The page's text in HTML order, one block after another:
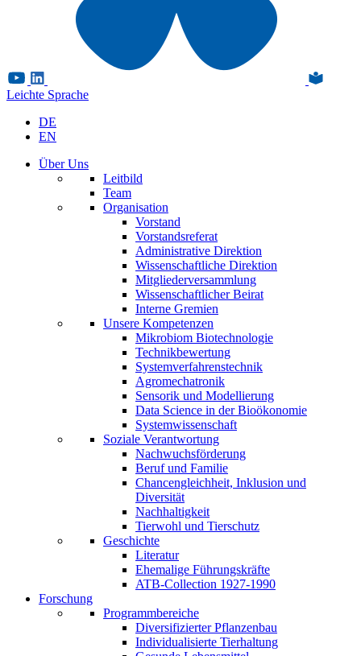
Leichte Sprache
DE
EN
Über Uns
Leitbild
Team
Organisation
Vorstand
Vorstandsreferat
Administrative Direktion
Wissenschaftliche Direktion
Mitgliederversammlung
Wissenschaftlicher Beirat
Interne Gremien
Unsere Kompetenzen
Mikrobiom Biotechnologie
Technikbewertung
Systemverfahrenstechnik
Agromechatronik
Sensorik und Modellierung
Data Science in der Bioökonomie
Systemwissenschaft
Soziale Verantwortung
Nachwuchsförderung
Beruf und Familie
Chancengleichheit, Inklusion und
Diversität
Nachhaltigkeit
Tierwohl und Tierschutz
Geschichte
Literatur
Ehemalige Führungskräfte
ATB-Collection 1927-1990
Forschung
Programmbereiche
Diversifizierter Pflanzenbau
Individualisierte Tierhaltung